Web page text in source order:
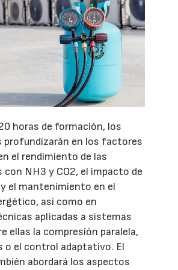
horas de formación, los
profundizarán en los factores
el rendimiento de las
NH3 y CO2, el impacto de
el mantenimiento en el
así como en
aplicadas a sistemas
ellas la compresión paralela,
o el control adaptativo. El
abordará los aspectos